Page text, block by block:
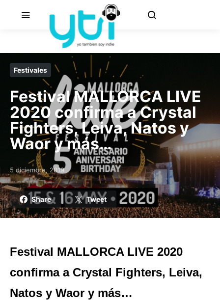
Festivales
Festival MALLORCA LIVE
2020 confirma a Crystal
Fighters, Leiva, Natos y
Waor y más…
Posted on
5 diciembre, 2019
Share Tweet
Festival MALLORCA LIVE 2020
confirma a Crystal Fighters, Leiva,
Natos y Waor y más…